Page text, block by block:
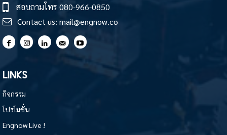
สอบถามโทร 080-966-0850
Contact us: mail@engnow.co
LINKS
กิจกรรม
โปรโมชั่น
Engnow Live !